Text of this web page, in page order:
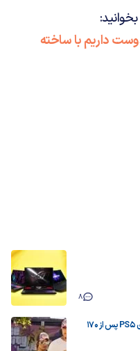
5 نکته که دوست داریم با ساخته
8
مورد عجیب GTA 6 در ژاپن: کدهای فیزیکی بازی برای PS5 پس از ۱۷۰